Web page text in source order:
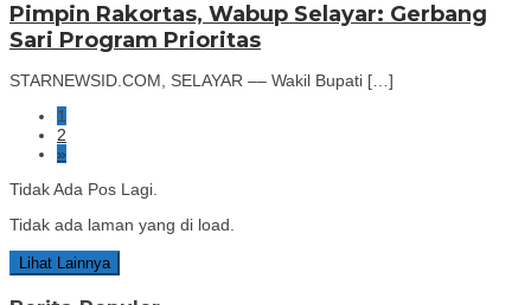
Pimpin Rakortas, Wabup Selayar: Gerbang
Sari Program Prioritas
STARNEWSID.COM, SELAYAR –– Wakil Bupati […]
1
2
»
Tidak Ada Pos Lagi.
Tidak ada laman yang di load.
Lihat Lainnya